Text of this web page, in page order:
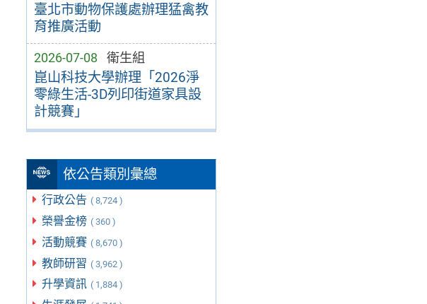
臺北市動物保護處辦理猛禽教
育推廣活動
2026-07-08 衛生組
崑山科技大學辦理「2026淨
零綠生活-3D列印街道家具設
計競賽」
依公告類別彙總
行政公告 ( 8,724 )
榮譽金榜 ( 360 )
活動競賽 ( 8,670 )
教師研習 ( 3,962 )
升學資訊 ( 1,884 )